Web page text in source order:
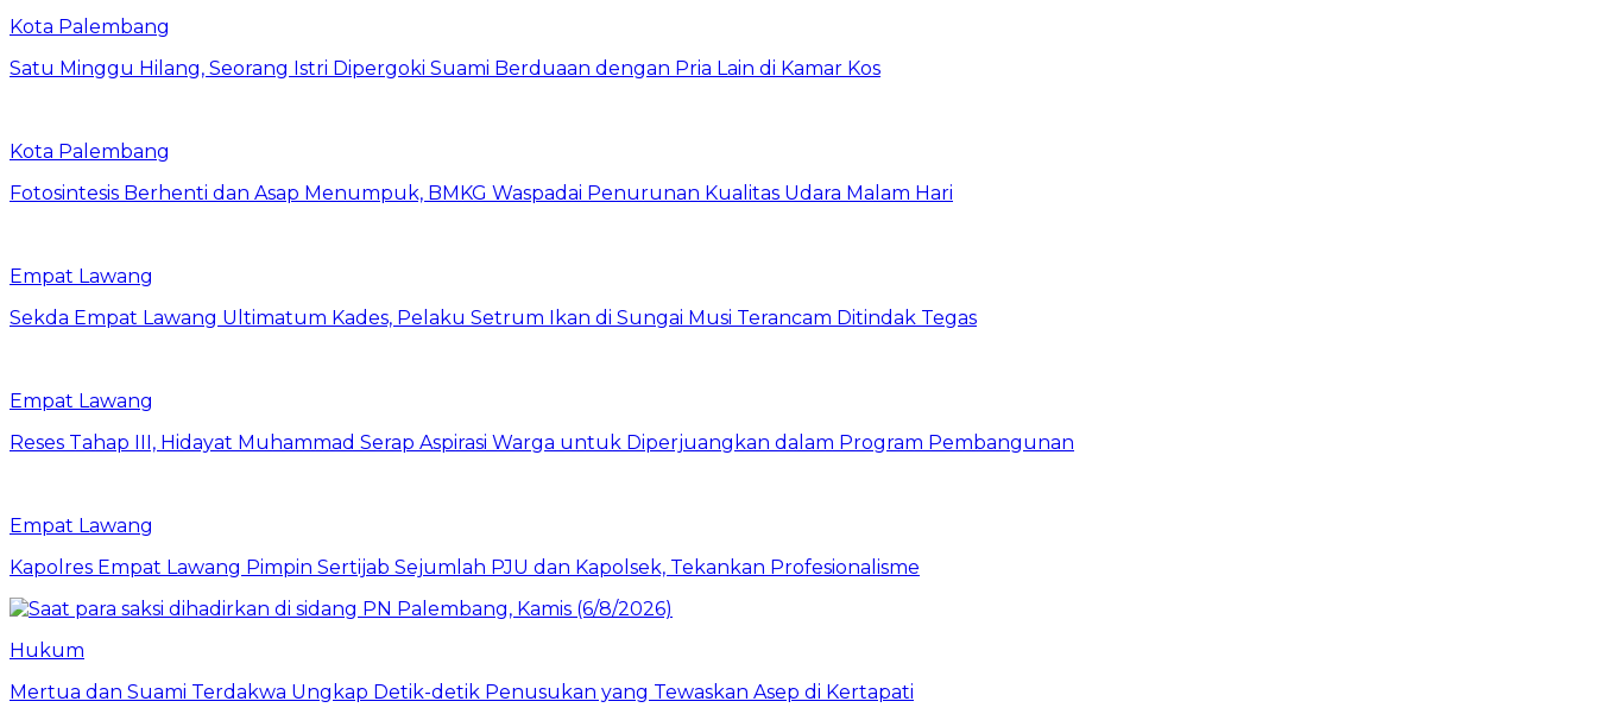
Kota Palembang
Satu Minggu Hilang, Seorang Istri Dipergoki Suami Berduaan dengan Pria Lain di Kamar Kos
Kota Palembang
Fotosintesis Berhenti dan Asap Menumpuk, BMKG Waspadai Penurunan Kualitas Udara Malam Hari
Empat Lawang
Sekda Empat Lawang Ultimatum Kades, Pelaku Setrum Ikan di Sungai Musi Terancam Ditindak Tegas
Empat Lawang
Reses Tahap III, Hidayat Muhammad Serap Aspirasi Warga untuk Diperjuangkan dalam Program Pembangunan
Empat Lawang
Kapolres Empat Lawang Pimpin Sertijab Sejumlah PJU dan Kapolsek, Tekankan Profesionalisme
Hukum
Mertua dan Suami Terdakwa Ungkap Detik-detik Penusukan yang Tewaskan Asep di Kertapati